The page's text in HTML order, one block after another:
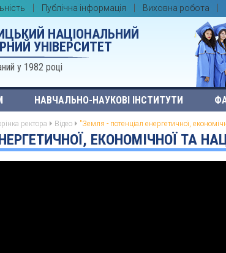
Публічна інформація Виховна робота
НАЦІОНАЛЬНИЙ
УНІВЕРСИТЕТ
у 1982 році
НАВЧАЛЬНО-НАУКОВІ ІНСТИТУТИ
ректора Відео "Земля - потенціал енергетичної,
ЕКОНОМІЧНОЇ ТА